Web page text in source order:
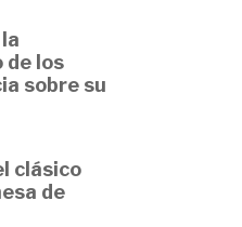
de los
sobre su
clásico
de